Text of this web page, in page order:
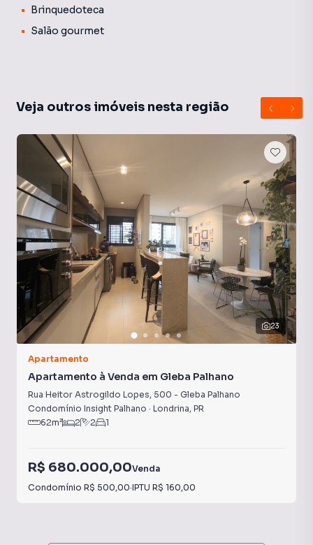
Brinquedoteca
Salão gourmet
Veja outros imóveis nesta região
23
Apartamento
Apartamento à Venda em Gleba Palhano
Rua Heitor Astrogildo Lopes, 500 - Gleba Palhano
Condomínio Insight Palhano · Londrina, PR
62m² 2 2 1
R$ 680.000,00Venda
Condomínio R$ 500,00·IPTU R$ 160,00